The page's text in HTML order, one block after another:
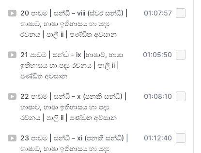
20 පාඩම | සන්ධි – viii (ස්වර සන්ධි) |
භාෂාව, භාෂා ඉතිහාසය හා පද්‍ය
රචනය | පාලි ii | පණ්ඩිත අවසාන
01:07:57
21 පාඩම | සන්ධි – ix |භාෂාව, භාෂා
ඉතිහාසය හා පද්‍ය රචනය | පාලි ii |
පණ්ඩිත අවසාන
01:05:50
22 පාඩම | සන්ධි – x (පනකි සන්ධි) |
භාෂාව, භාෂා ඉතිහාසය හා පද්‍ය
රචනය | පාලි ii | පණ්ඩිත අවසාන
01:08:10
23 පාඩම | සන්ධි – xi (පනකි සන්ධි) |
භාෂාව, භාෂා ඉතිහාසය හා පද්‍ය
01:12:40